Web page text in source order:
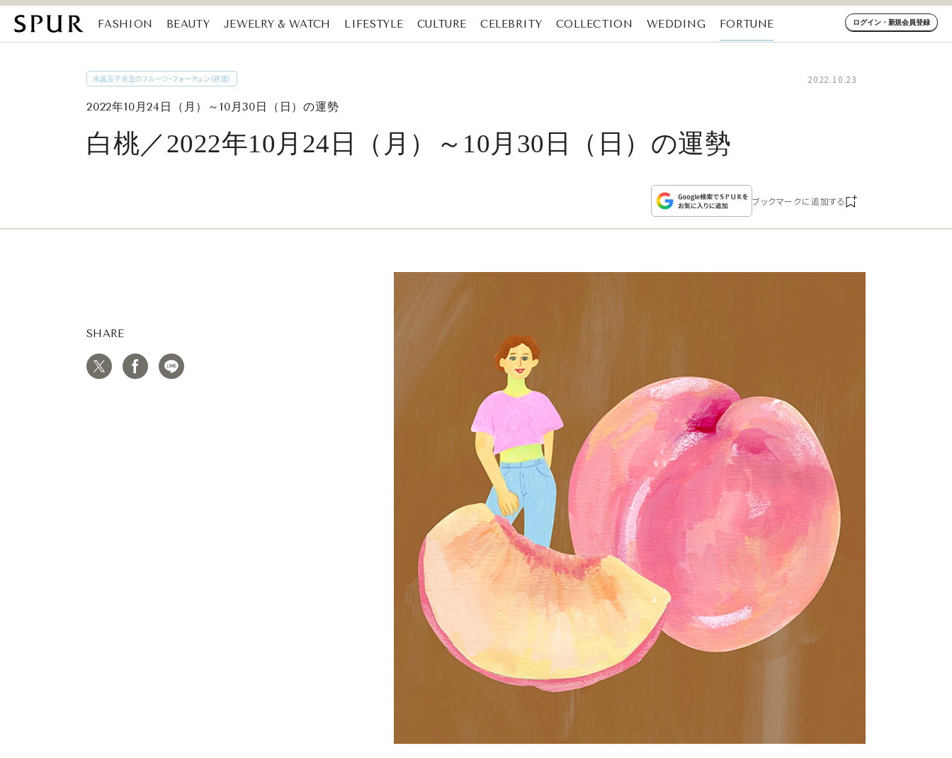
FASHION BEAUTY JEWELRY & WATCH LIFESTYLE CULTURE CELEBRITY COLLECTION WEDDING
FORTUNE
ログイン・新規会員登録
水晶玉子先生のフルーツ・フォーチュン（週運） 2022.10.23
2022年10月24日（月）～10月30日（日）の運勢
白桃／2022年10月24日（月）～10月30日（日）の運勢
ブックマークに追加する
SHARE